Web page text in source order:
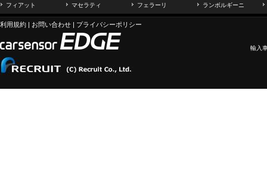
フィアット
マセラティ フェラーリ ランボルギーニ
利用規約 | お問い合わせ | プライバシーポリシー
輸入